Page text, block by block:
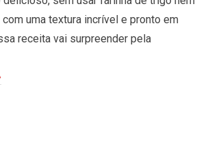
com uma textura incrível e pronto em
receita vai surpreender pela